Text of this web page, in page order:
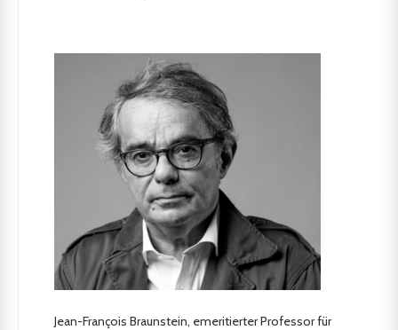
Jean-François Braunstein, emeritierter Professor für